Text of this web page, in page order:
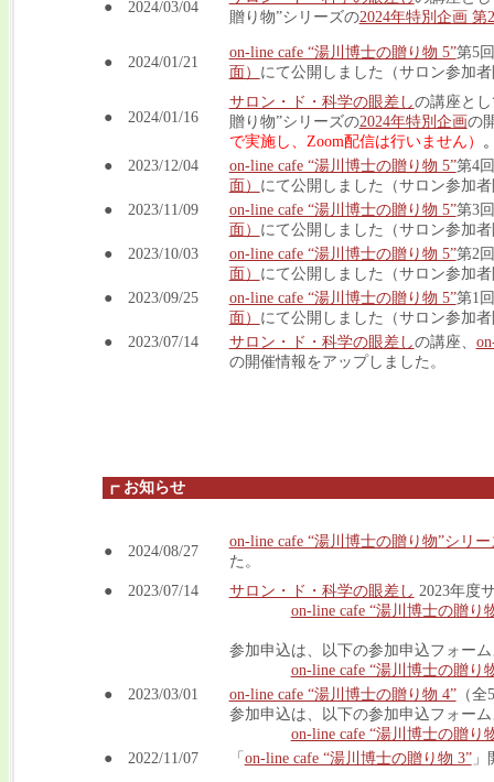
● 2024/03/04
贈り物”シリーズの2024年特別企画 第
● 2024/01/21
on-line cafe “湯川博士の贈り物 5”第5
面） にて公開しました（サロン参加
● 2024/01/16
サロン・ド・科学の眼差しの講座と
贈り物”シリーズの2024年特別企画の
で実施し、Zoom配信は行いません）
● 2023/12/04
on-line cafe “湯川博士の贈り物 5”第4
面） にて公開しました（サロン参加
● 2023/11/09
on-line cafe “湯川博士の贈り物 5”第3
面） にて公開しました（サロン参加
● 2023/10/03
on-line cafe “湯川博士の贈り物 5”第2
面） にて公開しました（サロン参加
● 2023/09/25
on-line cafe “湯川博士の贈り物 5”第1
面） にて公開しました（サロン参加
● 2023/07/14
サロン・ド・科学の眼差しの講座、
の開催情報をアップしました。
┏ お知らせ
● 2024/08/27
on-line cafe “湯川博士の贈り物”シリー
た。
● 2023/07/14
サロン・ド・科学の眼差し 2023年度
on-line cafe “湯川博士の贈り
参加申込は、以下の参加申込フォー
on-line cafe “湯川博士の贈り
● 2023/03/01
on-line cafe “湯川博士の贈り物 4”（全
参加申込は、以下の参加申込フォー
on-line cafe “湯川博士の贈り
● 2022/11/07
「 on-line cafe “湯川博士の贈り物 3”」